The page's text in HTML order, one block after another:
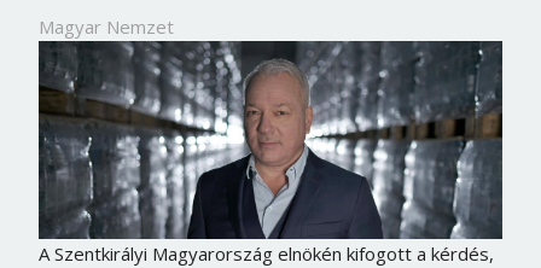
Magyar Nemzet
A Szentkirályi Magyarország elnökén kifogott a kérdés,